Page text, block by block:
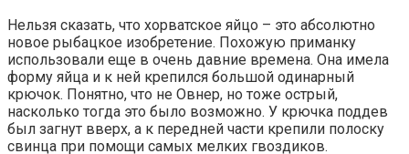
Нельзя сказать, что хорватское яйцо – это абсолютно
новое рыбацкое изобретение. Похожую приманку
использовали еще в очень давние времена. Она имела
форму яйца и к ней крепился большой одинарный
крючок. Понятно, что не Овнер, но тоже острый,
насколько тогда это было возможно. У крючка поддев
был загнут вверх, а к передней части крепили полоску
свинца при помощи самых мелких гвоздиков.